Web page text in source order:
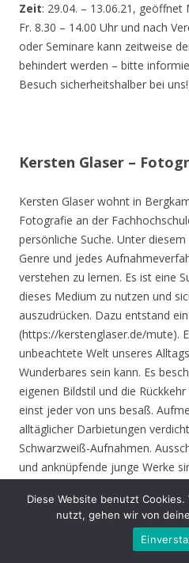
Zeit: 29.04. – 13.06.21, geöffnet
Fr. 8.30 – 14.00 Uhr und nach
oder Seminare kann zeitweise
behindert werden – bitte
Besuch sicherheitshalber bei
Kersten Glaser –
Kersten Glaser wohnt in
Fotografie an der
persönliche Suche. Unter
Genre und jedes
verstehen zu lernen. Es ist eine
dieses Medium zu nutzen und
auszudrücken. Dazu entstand
(https://kerstenglaser.de/mute).
unbeachtete Welt unseres
Wunderbares sein kann. Es
eigenen Bildstil und die
einst jeder von uns besaß.
alltäglicher Darbietungen
Schwarzweiß-Aufnahmen.
und anknüpfende junge Werke
Eröffnung: Donnerstag
: 17.06. – 01.08.21, geöffnet
Diese Website benutzt
nutzt, gehen wir von